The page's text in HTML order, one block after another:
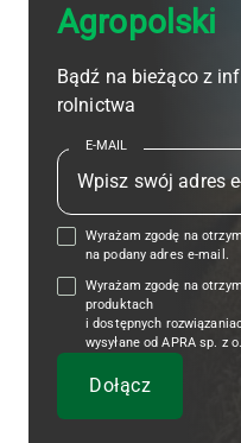
Agropolski
Bądź na bieżąco z
rolnictwa
E-MAIL
Wyrażam zgodę na
na podany adres e-mail.
Wyrażam zgodę na
produktach
i dostępnych
wysyłane od APRA sp. z